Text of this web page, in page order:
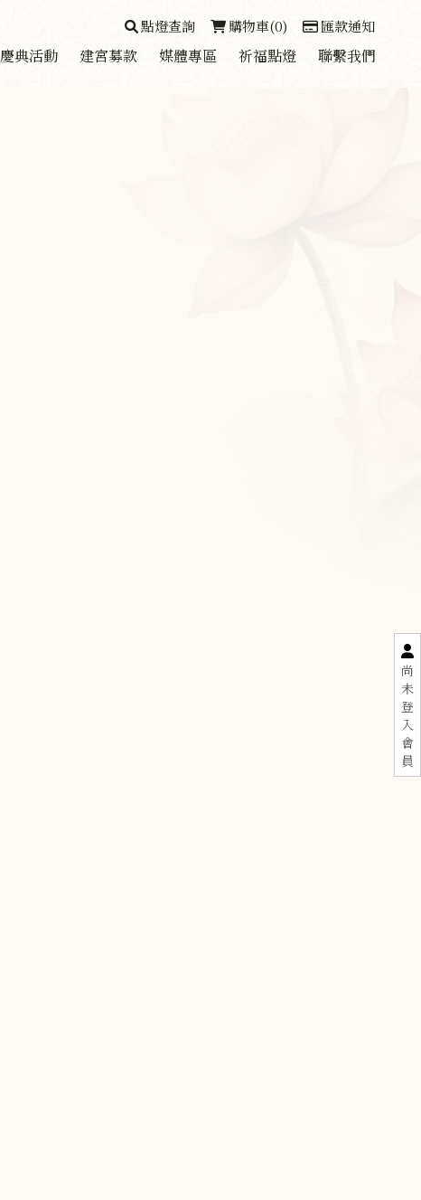
尚
未
登
入
會
員
點燈查詢 購物車(0) 匯款通知
慶典活動 建宮募款 媒體專區 祈福點燈 聯繫我們